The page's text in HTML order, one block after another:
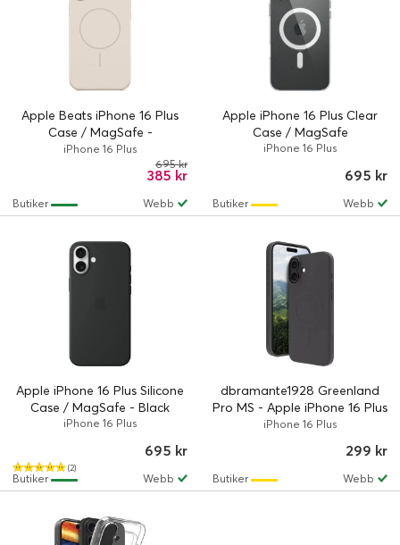
Apple Beats iPhone 16 Plus
Case / MagSafe -
Summit Stone
iPhone 16 Plus
385 kr
695 kr
Webb
Butiker
Apple iPhone 16 Plus Clear
Case / MagSafe
iPhone 16 Plus
695 kr
Webb
Butiker
Apple iPhone 16 Plus Silicone
Case / MagSafe - Black
iPhone 16 Plus
(2)
695 kr
Webb
Butiker
dbramante1928 Greenland
Pro MS - Apple iPhone 16 Plus
- Night Black
iPhone 16 Plus
299 kr
Webb
Butiker